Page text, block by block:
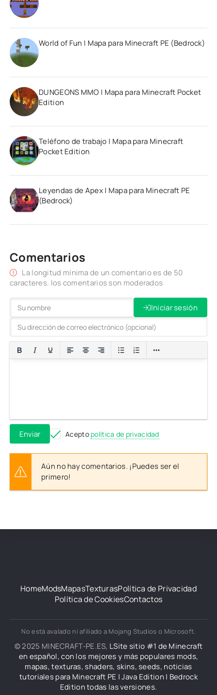
World of Fun | Mapa para Minecraft PE (Bedrock)
DUNGEONS MMO | Mapa para Minecraft Pocket
Edition
Teléfono de trabajo | Mapa para Minecraft
Pocket Edition
Leyendas de Apex | Mapa para Minecraft PE
(Bedrock)
Comentarios
La longitud mínima de un comentario es de 50
caracteres. los comentarios son moderados
Iniciar sesión
Enviar Acepto política de privacidad
Aún no hay comentarios. ¡Puedes ser el
primero!
HomeModsMapasTexturasPolítica de Privacidad
Política de CookiesContactos
No está avalado ni afiliado a Mojang Studios o Microsoft.
© 2025 MINECRAFT-PE.ES, LSite sitio #1 de Minecraft
en español, con los mejores y más populares mods,
mapas, texturas, shaders, skins, seeds, noticias
tutoriales para Minecraft PE | Java Edition | Bedrock
Edition todas las versiones.